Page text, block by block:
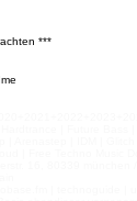
***